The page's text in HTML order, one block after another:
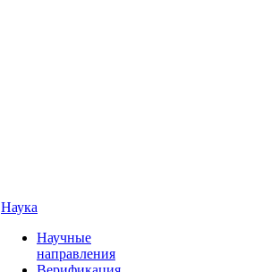
Наука
Научные
направления